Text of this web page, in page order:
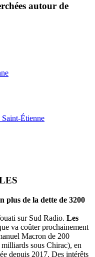
autour de
Saint-Étienne
plus de la dette de 3200
sur Sud Radio. Les
va coûter prochainement
Macron de 200
sous Chirac), en
depuis 2017. Des intérêts